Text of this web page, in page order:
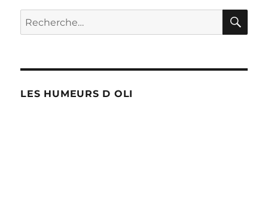
Recherche
pour :
LES HUMEURS D OLI